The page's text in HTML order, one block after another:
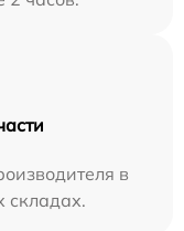
в
складах.